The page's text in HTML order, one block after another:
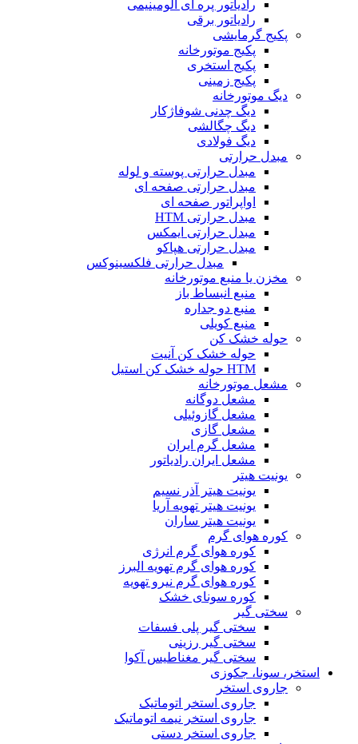
رادیاتور پره ای آلومینیمی
رادیاتور برقی
پکیج گرمایشی
پکیج موتورخانه
پکیج استخری
پکیج زمینی
دیگ موتورخانه
دیگ چدنی شوفاژکار
دیگ چگالشی
دیگ فولادی
مبدل حرارتی
مبدل حرارتی پوسته و لوله
مبدل حرارتی صفحه ای
اواپراتور صفحه ای
مبدل حرارتی HTM
مبدل حرارتی ایمکس
مبدل حرارتی هپاکو
مبدل حرارتی فلکسینوکس
مخزن یا منبع موتورخانه
منبع انبساط باز
منبع دو جداره
منبع کویلی
حوله خشک کن
حوله خشک کن آنیت
HTM حوله خشک کن استیل
مشعل موتورخانه
مشعل دوگانه
مشعل گازوئیلی
مشعل گازی
مشعل گرم ایران
مشعل ایران رادیاتور
یونیت هیتر
یونیت هیتر آذر نسیم
یونیت هیتر تهویه آریا
یونیت هیتر ساران
کوره هوای گرم
کوره هوای گرم انرژی
کوره هوای گرم تهویه البرز
کوره هوای گرم نیرو تهویه
کوره سونای خشک
سختی گیر
سختی گیر پلی فسفات
سختی گیر رزینی
سختی گیر مغناطیس آکوا
استخر، سونا، جکوزی
جاروی استخر
جاروی استخر اتوماتیک
جاروی استخر نیمه اتوماتیک
جاروی استخر دستی